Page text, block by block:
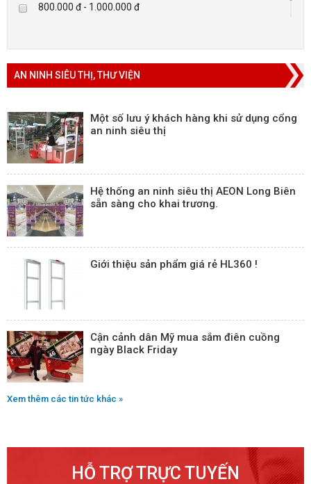
800.000 đ - 1.000.000 đ
AN NINH SIÊU THỊ, THƯ VIỆN
Một số lưu ý khách hàng khi sử dụng cổng
an ninh siêu thị
Hệ thống an ninh siêu thị AEON Long Biên
sẵn sàng cho khai trương.
Giới thiệu sản phẩm giá rẻ HL360 !
Cận cảnh dân Mỹ mua sắm điên cuồng
ngày Black Friday
Xem thêm các tin tức khác »
HỖ TRỢ TRỰC TUYẾN